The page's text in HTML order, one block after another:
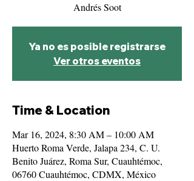
Andrés Soot
Ya no es posible registrarse
Ver otros eventos
Time & Location
Mar 16, 2024, 8:30 AM – 10:00 AM
Huerto Roma Verde, Jalapa 234, C. U.
Benito Juárez, Roma Sur, Cuauhtémoc,
06760 Cuauhtémoc, CDMX, México